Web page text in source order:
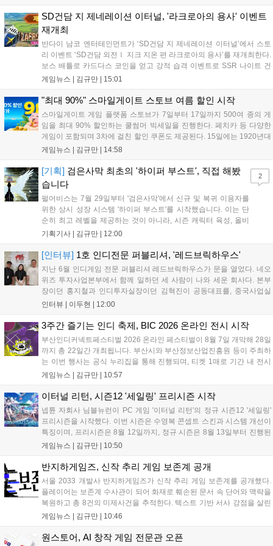
니다. 또한 카카오톡 채널 추가 시 주차별 스페셜 쿠폰과 한정 스
킨, 경품 이벤트 등 풍성한 혜택을 마련해 이용자들의 기대를 모
으고 있습니다....
SD건담 지 제네레이션 이터널, '라크로아의 용사' 이벤트
재개최
반다이 남코 엔터테인먼트가 ‘SD건담 지 제네레이션 이터널’에서 스토
리 이벤트 ‘SD건담 외전Ⅰ 지크 지온 편 라크로아의 용사’를 재개최한다.
보스 배틀로 카드다스 코인을 얻고 강적 습격 이벤트로 SSR 나이트 건
담을 획득할 수 있다. 로그인 보너스로 최대 다이아 3,000개를 지급하며,
원 증정한다. 또한 9월 30일까지 공식 유튜브에서 특별 프로그램을 시청
할 수 있다....
게임뉴스 | 김규만 15:01
"최대 90%" 스마일게이트 스토브 여름 할인 시작
스마일게이트 게임 플랫폼 스토브가 7일부터 17일까지 500여 종의 게
임을 최대 90% 할인하는 쿨썸머 빅세일을 진행한다. 페치카 등 다양한
게임이 포함되며 3차에 걸친 할인 쿠폰도 제공된다. 15일에는 1920년대
경성 배경의 신작 그날의 신문이 출시되며, 15일부터 17일까지는 국내
은 공식 페이지에서 확인 가능하다....
게임뉴스 | 김규만 14:58
[기획] 검은사막 최초의 '하이퍼 부스트', 직접 해봤
습니다
펄어비스는 7월 29일부터 '검은사막'에서 신규 및 복귀 이용자를
위한 상시 성장 시스템 '하이퍼 부스트'를 시작했습니다. 이는 단
순히 최고 레벨을 제공하는 것이 아니라, 시즌 캐릭터 육성, 올비
아 아카데미 수료, 아침의 나라 설화 진행 등 4단계 과정을 통해
용자는 과제를 완수하며 동(V) 투발라 장비와 검은별 무기, 카라
자드 장신구 등을 획득해 주요 콘텐츠에 진입할 수 있습니다....
기획기사 | 김규만 12:00
2
[인터뷰] 1호 인디전문 퍼블리셔, '레드브릭하우스'
지난 6월 인디게임 전문 퍼블리셔 레드브릭하우스가 문을 열었다. 네오
위즈 투자사업본부에서 함께 일하던 세 사람이 나와 세운 회사다. 본부
장이던 홍지철과 인디투자실장이던 김혁진이 공동대표를, 중국사업실
장이던 이민정이 이사를 맡았다. 출범 한 달여 만에 위메이드맥스의 전
들어왔다. 서비스 중인...
인터뷰 | 이두현 12:00
3주간 즐기는 인디 축제, BIC 2026 온라인 전시 시작
부산인디커넥트페스티벌 2026 온라인 페스티벌이 8월 7일 개막해 28일
까지 총 22일간 개최됩니다. 부산시와 부산정보산업진흥원 등이 주최하
는 이번 행사는 공식 누리집을 통해 진행되며, 티켓 1매로 기간 내 전시
작을 제한 없이 체험할 수 있습니다. 일반 및 루키 부문 등 다양한 인디게
세계 누구나 참여 가능한 이번 행사는 역대 최대 규모로 열려 인디게임
생태계 확장에 기여할 전망입니다....
게임뉴스 | 김규만 10:57
이터널 리턴, 시즌12 '세일링' 프리시즌 시작
넵튠 자회사 님블뉴런이 PC 게임 '이터널 리턴'의 정규 시즌12 '세일링'
프리시즌을 시작했다. 이번 시즌은 수영복 콘셉트 스킨과 시스템 개선이
특징이며, 프리시즌은 8월 12일까지, 정규 시즌은 8월 13일부터 진행된
다. 실험체 관찰일지 추가와 후반부 전략 강화를 위한 다중 크로노 스피
대를 모으고 있다....
게임뉴스 | 김규만 10:50
반지하게임즈, 신작 추리 게임 보존계 공개
서울 2033 개발사 반지하게임즈가 신작 추리 게임 보존계를 공개했다.
플레이어는 보존계 수사관이 되어 화재로 훼손된 문서 속 단어와 맥락을
복원하고 총 8건의 미제사건을 추적한다. 텍스트 기반 서사 강점을 살린
이번 게임은 정보 조합과 사건 재구성이 핵심이며, 현재 스팀 상점 페이
개발에 박차를 가하고 있다....
게임뉴스 | 김규만 10:46
원스토어, AI 창작 게임 전문관 오픈